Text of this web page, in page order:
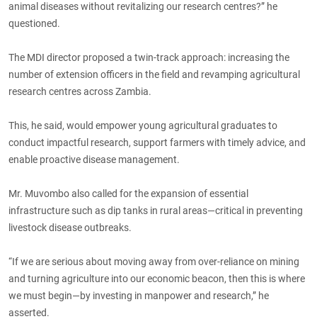
animal diseases without revitalizing our research centres?” he
questioned.
The MDI director proposed a twin-track approach: increasing the
number of extension officers in the field and revamping agricultural
research centres across Zambia.
This, he said, would empower young agricultural graduates to
conduct impactful research, support farmers with timely advice, and
enable proactive disease management.
Mr. Muvombo also called for the expansion of essential
infrastructure such as dip tanks in rural areas—critical in preventing
livestock disease outbreaks.
“If we are serious about moving away from over-reliance on mining
and turning agriculture into our economic beacon, then this is where
we must begin—by investing in manpower and research,” he
asserted.